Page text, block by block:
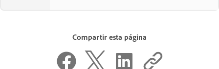
Compartir esta página